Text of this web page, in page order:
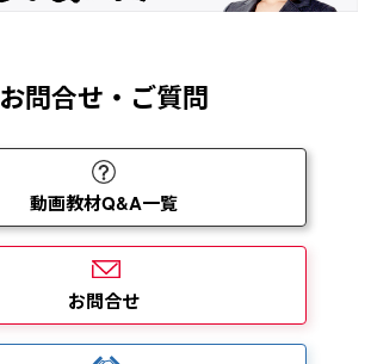
お問合せ・ご質問
動画教材Q&A一覧
お問合せ